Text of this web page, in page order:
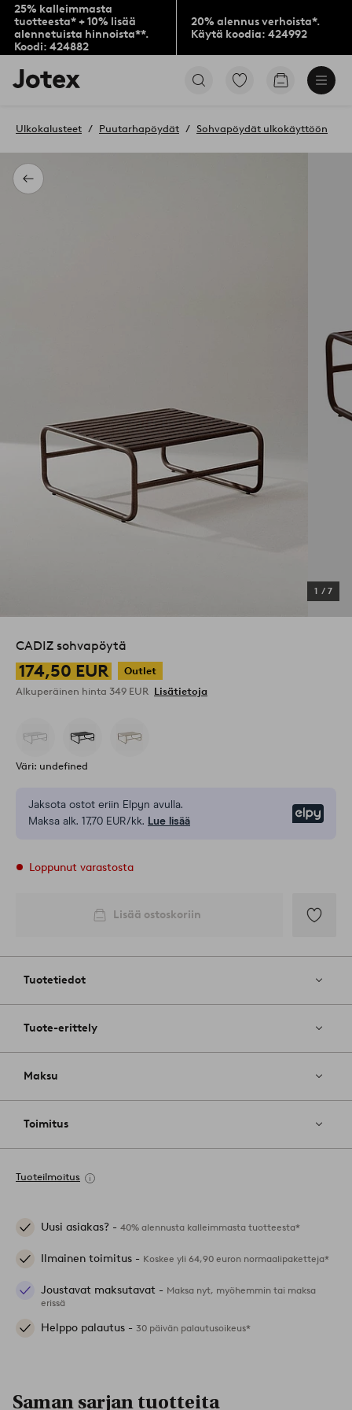
25% kalleimmasta
tuotteesta* + 10% lisää
alennetuista hinnoista**.
Koodi: 424882
20% alennus verhoista*.
Käytä koodia: 424992
Jotex-
logo
aloitussivulle
Siirry
Siirry
Takaisin
Ulkokalusteet Puutarhapöydät Sohvapöydät ulkokäyttöön
1 / 7
CADIZ sohvapöytä
174,50 EUR
Outlet
Alkuperäinen hinta 349 EUR Lisätietoja
Väri: undefined
Jaksota ostot eriin Elpyn avulla.
Maksa alk. 17,70 EUR/kk. Lue lisää
Loppunut varastosta
Lisää ostoskoriin
Tuotetiedot
Tuote-erittely
Maksu
Toimitus
Tuoteilmoitus
Uusi asiakas? - 40% alennusta kalleimmasta tuotteesta*
Ilmainen toimitus - Koskee yli 64,90 euron normaalipaketteja*
Joustavat maksutavat - Maksa nyt, myöhemmin tai maksa
erissä
Helppo palautus - 30 päivän palautusoikeus*
Saman sarjan tuotteita